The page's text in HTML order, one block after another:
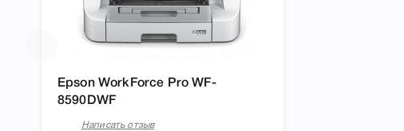
Epson WorkForce Pro WF-
8590DWF
Написать отзыв